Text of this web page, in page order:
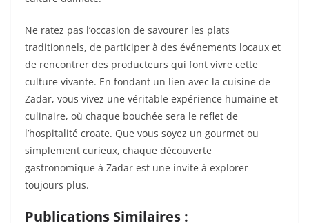
Ne ratez pas l’occasion de savourer les plats
traditionnels, de participer à des événements locaux et
de rencontrer des producteurs qui font vivre cette
culture vivante. En fondant un lien avec la cuisine de
Zadar, vous vivez une véritable expérience humaine et
culinaire, où chaque bouchée sera le reflet de
l’hospitalité croate. Que vous soyez un gourmet ou
simplement curieux, chaque découverte
gastronomique à Zadar est une invite à explorer
toujours plus.
Publications Similaires :